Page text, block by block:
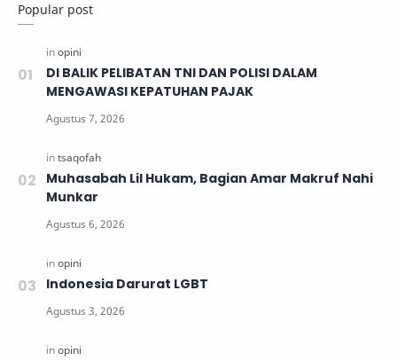
Popular post
DI BALIK PELIBATAN TNI DAN POLISI DALAM
MENGAWASI KEPATUHAN PAJAK
Muhasabah Lil Hukam, Bagian Amar Makruf Nahi
Munkar
Indonesia Darurat LGBT